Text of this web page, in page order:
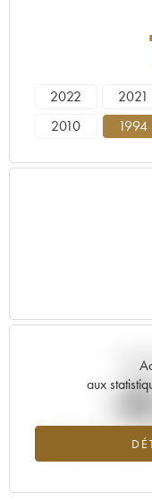
2022 2021
2010
1994
aux-
Tendance à la